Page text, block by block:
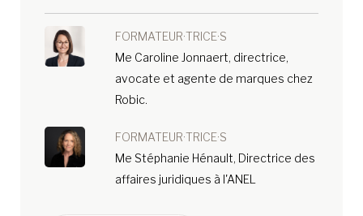
FORMATEUR·TRICE·S
Me Caroline Jonnaert, directrice,
avocate et agente de marques chez
Robic.
FORMATEUR·TRICE·S
Me Stéphanie Hénault, Directrice des
affaires juridiques à l'ANEL